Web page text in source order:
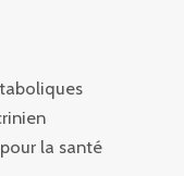
la santé